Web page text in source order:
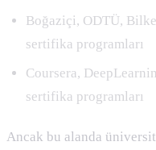
Boğaziçi, ODTÜ,
sertifika programları
Coursera,
sertifika programları
Ancak bu alanda